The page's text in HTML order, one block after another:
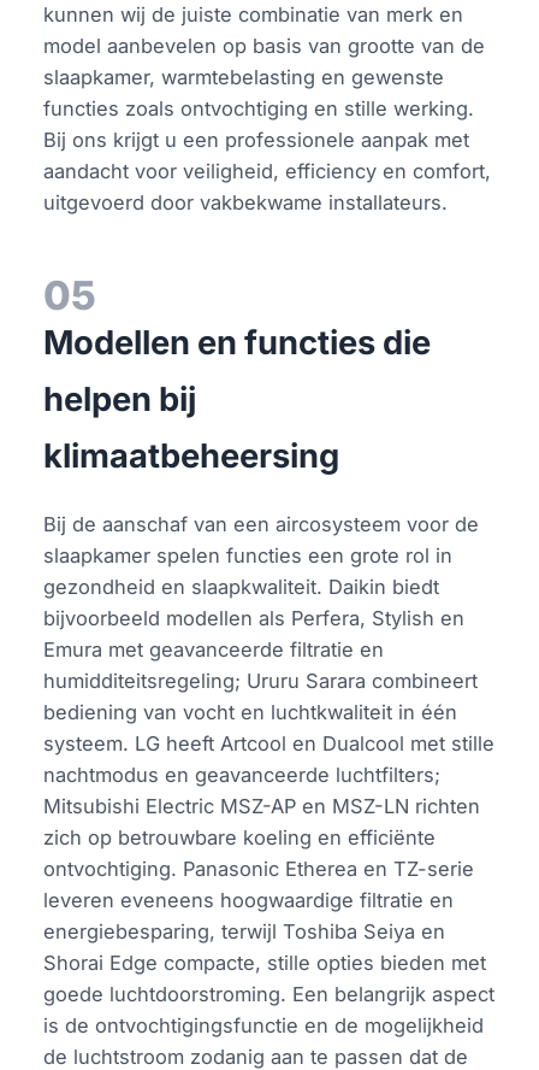
kunnen wij de juiste combinatie van merk en
model aanbevelen op basis van grootte van de
slaapkamer, warmtebelasting en gewenste
functies zoals ontvochtiging en stille werking.
Bij ons krijgt u een professionele aanpak met
aandacht voor veiligheid, efficiency en comfort,
uitgevoerd door vakbekwame installateurs.
05
Modellen en functies die
helpen bij
klimaatbeheersing
Bij de aanschaf van een aircosysteem voor de
slaapkamer spelen functies een grote rol in
gezondheid en slaapkwaliteit. Daikin biedt
bijvoorbeeld modellen als Perfera, Stylish en
Emura met geavanceerde filtratie en
humidditeitsregeling; Ururu Sarara combineert
bediening van vocht en luchtkwaliteit in één
systeem. LG heeft Artcool en Dualcool met stille
nachtmodus en geavanceerde luchtfilters;
Mitsubishi Electric MSZ-AP en MSZ-LN richten
zich op betrouwbare koeling en efficiënte
ontvochtiging. Panasonic Etherea en TZ-serie
leveren eveneens hoogwaardige filtratie en
energiebesparing, terwijl Toshiba Seiya en
Shorai Edge compacte, stille opties bieden met
goede luchtdoorstroming. Een belangrijk aspect
is de ontvochtigingsfunctie en de mogelijkheid
de luchtstroom zodanig aan te passen dat de